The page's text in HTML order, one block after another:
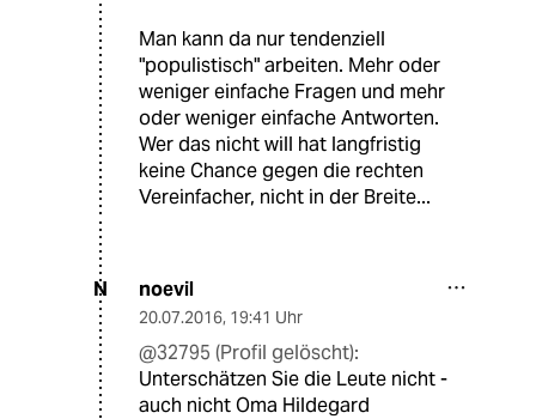
Man kann da nur tendenziell
"populistisch" arbeiten. Mehr oder
weniger einfache Fragen und mehr
oder weniger einfache Antworten.
Wer das nicht will hat langfristig
keine Chance gegen die rechten
Vereinfacher, nicht in der Breite...
N noevil
20.07.2016, 19:41 Uhr
@32795 (Profil gelöscht):
Unterschätzen Sie die Leute nicht -
auch nicht Oma Hildegard